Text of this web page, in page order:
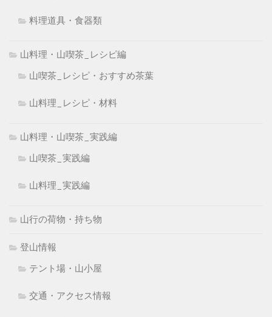
料理道具・食器類
山料理・山喫茶_レシピ編
山喫茶_レシピ・おすすめ茶葉
山料理_レシピ・材料
山料理・山喫茶_実践編
山喫茶_実践編
山料理_実践編
山行の荷物・持ち物
登山情報
テント場・山小屋
交通・アクセス情報